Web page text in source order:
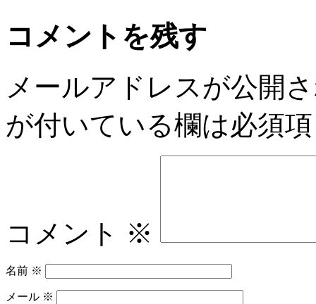
コメントを残す
メールアドレスが公開
が付いている欄は必須
コメント ※
名前 ※
メール ※